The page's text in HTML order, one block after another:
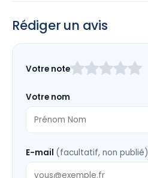
Rédiger un avis
ce
vide
Votre note
Votre nom
E-mail (facultatif, non publié)